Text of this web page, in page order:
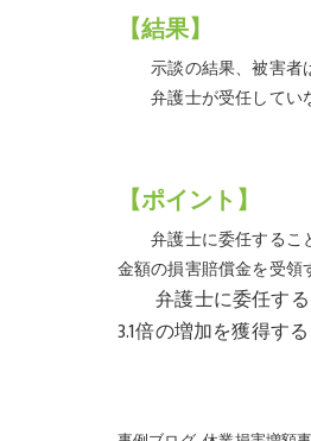
【結果】
示談の結果、被害者は
弁護士が受任していな
【ポイント】
弁護士に委任するこ
金額の損害賠償金を受領
弁護士に委任する
3.1倍の増加を獲得す